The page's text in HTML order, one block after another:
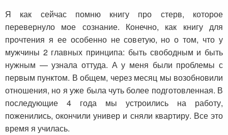
Я как сейчас помню книгу про стерв, которое
перевернуло мое сознание. Конечно, как книгу для
прочтения я ее особенно не советую, но о том, что у
мужчины 2 главных принципа: быть свободным и быть
нужным — узнала оттуда. А у меня были проблемы с
первым пунктом. В общем, через месяц мы возобновили
отношения, но я уже была чуть более подготовленная. В
последующие 4 года мы устроились на работу,
поженились, окончили универ и сняли квартиру. Все это
время я училась.